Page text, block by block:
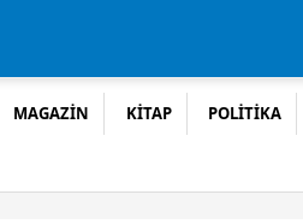
MAGAZİN KİTAP POLİTİKA